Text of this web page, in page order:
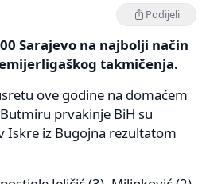
Podijeli
Sarajevo na najbolji način
takmičenja.
ove godine na domaćem
prvakinje BiH su
Iskre iz Bugojna rezultatom